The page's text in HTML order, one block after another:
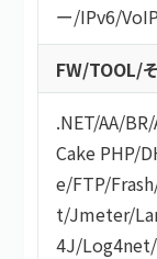
ー/IPv6/VoIP
FW/TOOL/
.NET/AA/BR/
Cake PHP/
e/FTP/Frash
t/Jmeter/
4J/Log4net/